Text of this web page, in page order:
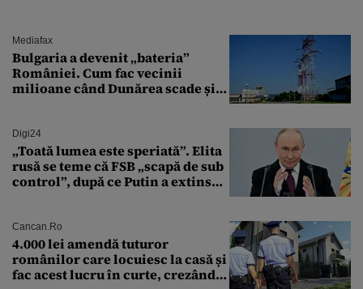
Mediafax
Bulgaria a devenit „bateria”
României. Cum fac vecinii
milioane când Dunărea scade și
Digi24
„Toată lumea este speriată”. Elita
rusă se teme că FSB „scapă de sub
control”, după ce Putin a extins
Cancan.ro
4.000 lei amendă tuturor
românilor care locuiesc la casă și
fac acest lucru în curte, crezând